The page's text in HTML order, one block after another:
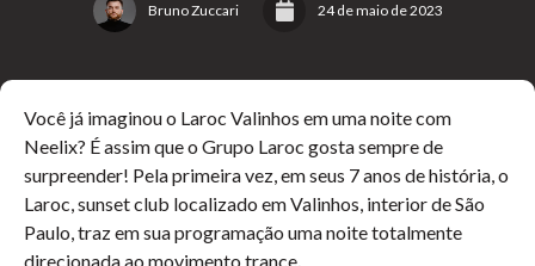
Bruno Zuccari 24 de maio de 2023
Você já imaginou o Laroc Valinhos em uma noite com
Neelix? É assim que o Grupo Laroc gosta sempre de
surpreender! Pela primeira vez, em seus 7 anos de história, o
Laroc, sunset club localizado em Valinhos, interior de São
Paulo, traz em sua programação uma noite totalmente
direcionada ao movimento trance.